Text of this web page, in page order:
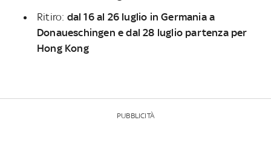
Ritiro: dal 16 al 26 luglio in Germania a
Donaueschingen e dal 28 luglio partenza per
Hong Kong
PUBBLICITÀ